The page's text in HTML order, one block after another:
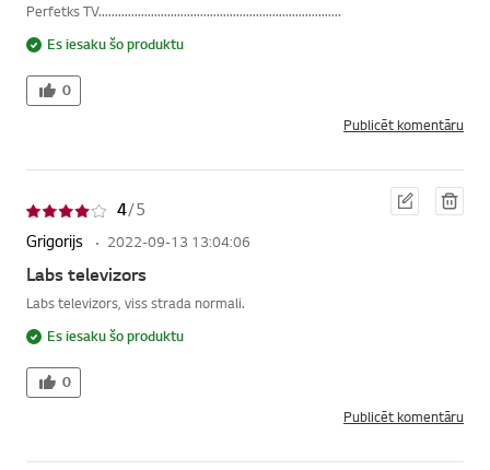
Perfetks TV..........................................................................
Es iesaku šo produktu
0
Publicēt komentāru
4/ 5
Grigorijs
2022-09-13 13:04:06
Labs televizors
Labs televizors, viss strada normali.
Es iesaku šo produktu
Red
iģēt
Dzē
st
0
Publicēt komentāru